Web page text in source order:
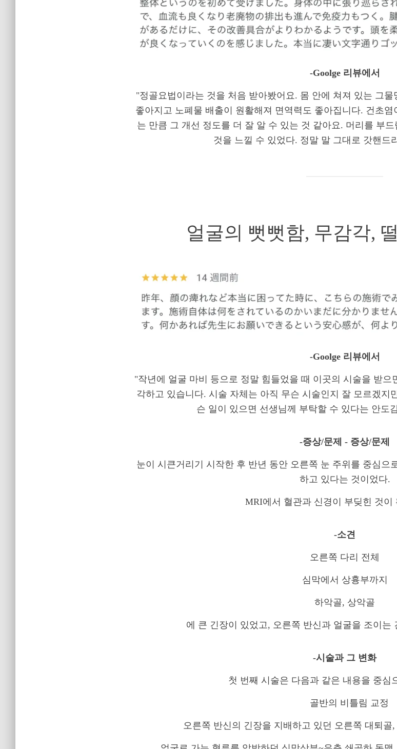
-Goolge 리뷰에서
"정골요법이라는 것을 처음 받아봤어요. 몸 안에 쳐져 있는 그
좋아지고 노폐물 배출이 원활해져 면역력도 좋아집니다. 건초
는 만큼 그 개선 정도를 더 잘 알 수 있는 것 같아요. 머리를 부
것을 느낄 수 있었다. 정말 말 그대로 갓핸드
얼굴의 뻣뻣함, 무감각,
-Goolge 리뷰에서
"작년에 얼굴 마비 등으로 정말 힘들었을 때 이곳의 시술을 받으
각하고 있습니다. 시술 자체는 아직 무슨 시술인지 잘 모르겠지
슨 일이 있으면 선생님께 부탁할 수 있다는 안도
-증상/문제 - 증상/문제
눈이 시큰거리기 시작한 후 반년 동안 오른쪽 눈 주위를 중심으
하고 있다는 것이었다.
MRI에서 혈관과 신경이 부딪힌 것이
-소견
오른쪽 다리 전체
심막에서 상흉부까지
하악골, 상악골
에 큰 긴장이 있었고, 오른쪽 반신과 얼굴을 조이는
-시술과 그 변화
첫 번째 시술은 다음과 같은 내용을 중심
골반의 비틀림 교정
오른쪽 반신의 긴장을 지배하고 있던 오른쪽 대퇴골